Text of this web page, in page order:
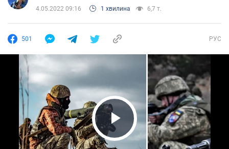
4.05.2022 09:16 1 хвилина 6,7 т.
501 РУС
Play Video